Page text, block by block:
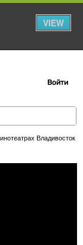
VIEW
Войти
Владивостока. Купить билеты!